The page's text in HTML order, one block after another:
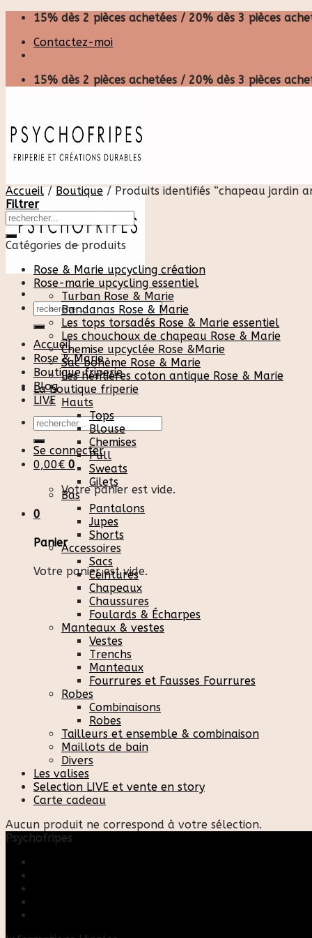
Skip
content
15% dès 2 pièces achetées / 20% dès 3 pièces
Contactez-moi
15% dès 2 pièces achetées / 20% dès 3 pièces
Recherche
pour :
Accueil
Rose & Marie
Boutique friperie
Blog
LIVE
Recherche
pour :
Se connecter
0,00€ 0
Votre panier est vide.
0
Panier
Votre panier est vide.
Accueil / Boutique /Produits identifiés “chapeau jardin
Filtrer
Catégories de produits
Rose & Marie upcycling création
Rose-marie upcycling essentiel
Turban Rose & Marie
Bandanas Rose & Marie
Les tops torsadés Rose & Marie essentiel
Les chouchoux de chapeau Rose & Marie
Chemise upcyclée Rose &Marie
Sac bohème Rose & Marie
Les héritières coton antique Rose & Marie
La boutique friperie
Hauts
Tops
Blouse
Chemises
Pull
Sweats
Gilets
Bas
Pantalons
Jupes
Shorts
Accessoires
Sacs
Ceintures
Chapeaux
Chaussures
Foulards & Écharpes
Manteaux & vestes
Vestes
Trenchs
Manteaux
Fourrures et Fausses Fourrures
Robes
Combinaisons
Robes
Tailleurs et ensemble & combinaison
Maillots de bain
Divers
Les valises
Selection LIVE et vente en story
Carte cadeau
Aucun produit ne correspond à votre sélection.
Psychofripes